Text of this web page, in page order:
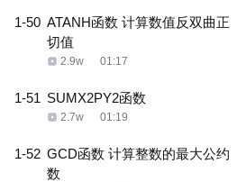
1-50 ATANH函数 计算数值反双曲正
切值
2.9w 01:17
1-51 SUMX2PY2函数
2.7w 01:19
1-52 GCD函数 计算整数的最大公约
数